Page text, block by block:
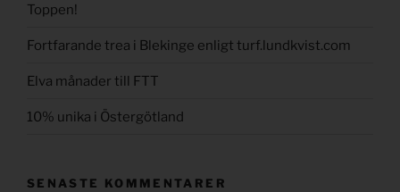
Toppen!
Fortfarande trea i Blekinge enligt turf.lundkvist.com
Elva månader till FTT
10% unika i Östergötland
SENASTE KOMMENTARER